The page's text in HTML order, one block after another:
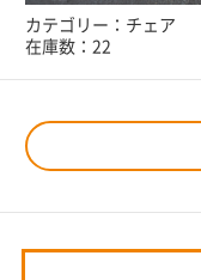
カテゴリー：チェア
在庫数：22